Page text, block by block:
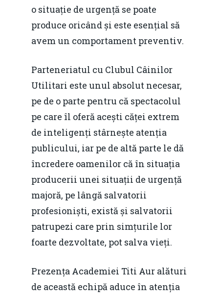
o situație de urgență se poate
produce oricând și este esențial să
avem un comportament preventiv.
Parteneriatul cu Clubul Câinilor
Utilitari este unul absolut necesar,
pe de o parte pentru că spectacolul
pe care îl oferă acești căței extrem
de inteligenți stârnește atenția
publicului, iar pe de altă parte le dă
încredere oamenilor că în situația
producerii unei situații de urgență
majoră, pe lângă salvatorii
profesioniști, există și salvatorii
patrupezi care prin simțurile lor
foarte dezvoltate, pot salva vieți.
Prezența Academiei Titi Aur alături
de această echipă aduce în atenția